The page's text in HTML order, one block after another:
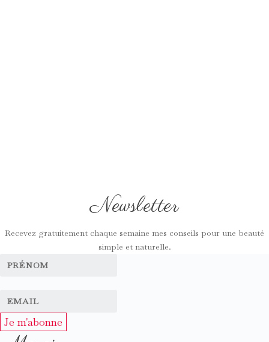
Newsletter
Recevez gratuitement chaque semaine mes conseils pour une beauté
simple et naturelle.
Je m'abonne